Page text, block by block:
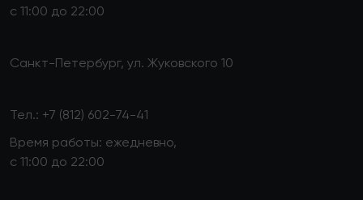
с 11:00 до 22:00
Санкт-Петербург, ул. Жуковского 10
Тел.: +7 (812) 602-74-41
Время работы: ежедневно,
с 11:00 до 22:00